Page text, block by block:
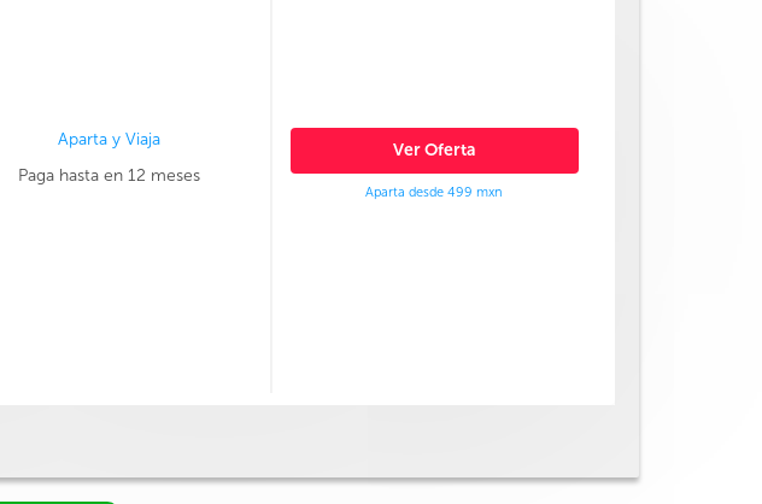
Aparta y Viaja
Paga hasta en 12 meses
Ver Oferta
Aparta desde 499 mxn